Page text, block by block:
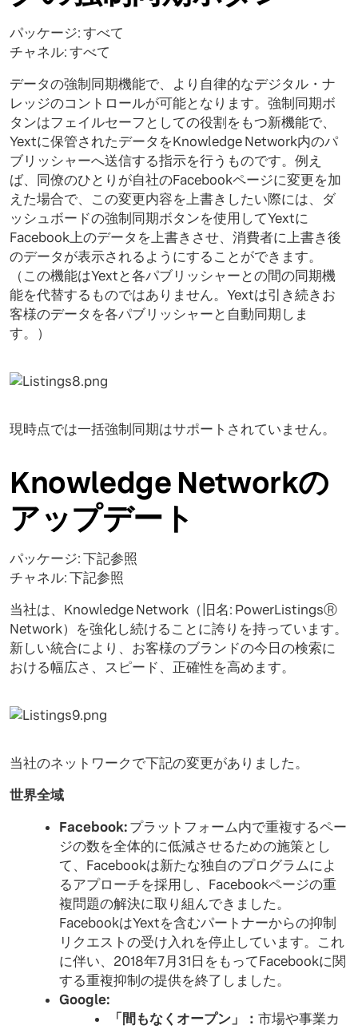
パッケージ: すべて
チャネル: すべて
データの強制同期機能で、より自律的なデジタル・ナ
レッジのコントロールが可能となります。強制同期ボ
タンはフェイルセーフとしての役割をもつ新機能で、
Yextに保管されたデータをKnowledge Network内のパ
ブリッシャーへ送信する指示を行うものです。例え
ば、同僚のひとりが自社のFacebookページに変更を加
えた場合で、この変更内容を上書きしたい際には、ダ
ッシュボードの強制同期ボタンを使用してYextに
Facebook上のデータを上書きさせ、消費者に上書き後
のデータが表示されるようにすることができます。
（この機能はYextと各パブリッシャーとの間の同期機
能を代替するものではありません。Yextは引き続きお
客様のデータを各パブリッシャーと自動同期しま
す。）
現時点では一括強制同期はサポートされていません。
Knowledge Networkの
アップデート
パッケージ: 下記参照
チャネル: 下記参照
当社は、Knowledge Network（旧名: PowerListingsⓇ
Network）を強化し続けることに誇りを持っています。
新しい統合により、お客様のブランドの今日の検索に
おける幅広さ、スピード、正確性を高めます。
当社のネットワークで下記の変更がありました。
世界全域
Facebook:プラットフォーム内で重複するペー
ジの数を全体的に低減させるための施策とし
て、Facebookは新たな独自のプログラムによ
るアプローチを採用し、Facebookページの重
複問題の解決に取り組んできました。
FacebookはYextを含むパートナーからの抑制
リクエストの受け入れを停止しています。これ
に伴い、 2018年7月31日 をもってFacebookに関
する重複抑制の提供を終了しました。
Google:
「間もなくオープン」： 市場や事業カ